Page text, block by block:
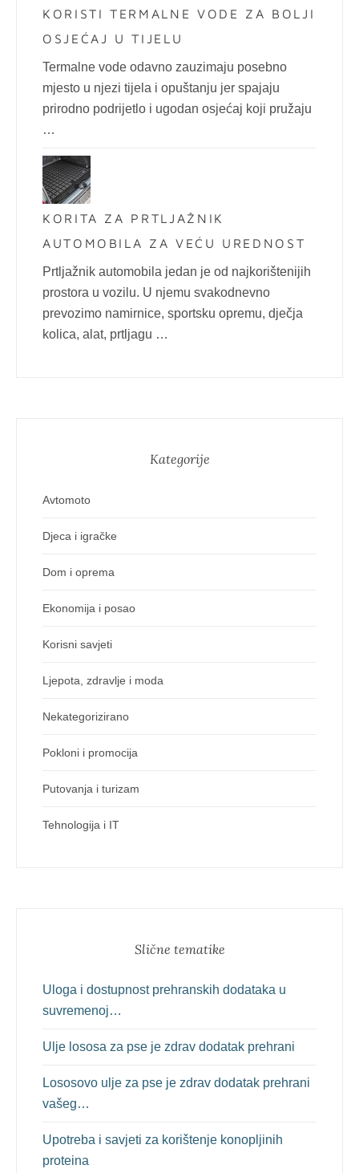
KORISTI TERMALNE VODE ZA BOLJI
OSJEĆAJ U TIJELU
Termalne vode odavno zauzimaju posebno
mjesto u njezi tijela i opuštanju jer spajaju
prirodno podrijetlo i ugodan osjećaj koji pružaju
…
KORITA ZA PRTLJAŽNIK
AUTOMOBILA ZA VEĆU UREDNOST
Prtljažnik automobila jedan je od najkorištenijih
prostora u vozilu. U njemu svakodnevno
prevozimo namirnice, sportsku opremu, dječja
kolica, alat, prtljagu …
Kategorije
Avtomoto
Djeca i igračke
Dom i oprema
Ekonomija i posao
Korisni savjeti
Ljepota, zdravlje i moda
Nekategorizirano
Pokloni i promocija
Putovanja i turizam
Tehnologija i IT
Slične tematike
Uloga i dostupnost prehranskih dodataka u
suvremenoj…
Ulje lososa za pse je zdrav dodatak prehrani
Lososovo ulje za pse je zdrav dodatak prehrani
vašeg…
Upotreba i savjeti za korištenje konopljinih
proteina